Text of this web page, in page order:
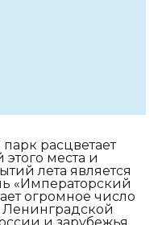
расцветает
места и
лета является
«Императорский
огромное число
Ленинградской
и зарубежья.